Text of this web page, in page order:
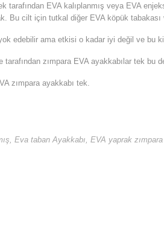
tarafından EVA kalıplanmış veya EVA
Bu cilt için tutkal diğer EVA köpük
edebilir ama etkisi o kadar iyi değil ve bu
zımpara EVA ayakkabılar tek bu
zımpara ayakkabı tek.
, Eva taban Ayakkabı, EVA yaprak zımpara